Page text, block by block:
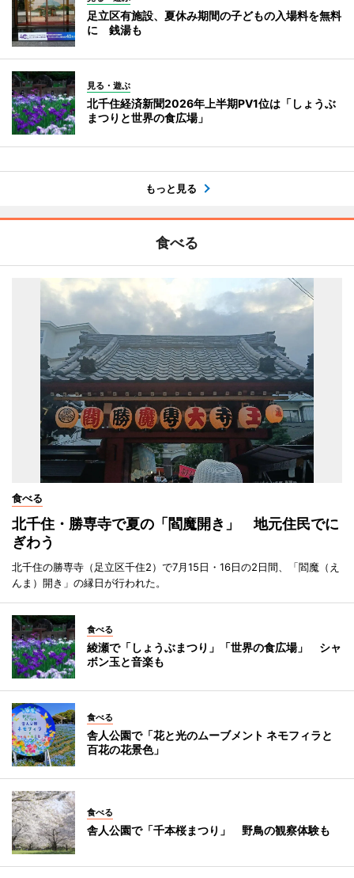
足立区有施設、夏休み期間の子どもの入場料を無料
に 銭湯も
見る・遊ぶ
北千住経済新聞2026年上半期PV1位は「しょうぶ
まつりと世界の食広場」
もっと見る
食べる
食べる
北千住・勝専寺で夏の「閻魔開き」 地元住民でに
ぎわう
北千住の勝専寺（足立区千住2）で7月15日・16日の2日間、「閻魔（え
んま）開き」の縁日が行われた。
食べる
綾瀬で「しょうぶまつり」「世界の食広場」 シャ
ボン玉と音楽も
食べる
舎人公園で「花と光のムーブメント ネモフィラと
百花の花景色」
食べる
舎人公園で「千本桜まつり」 野鳥の観察体験も